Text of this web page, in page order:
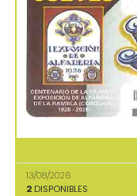
13/08/2026
2 DISPONIBLES